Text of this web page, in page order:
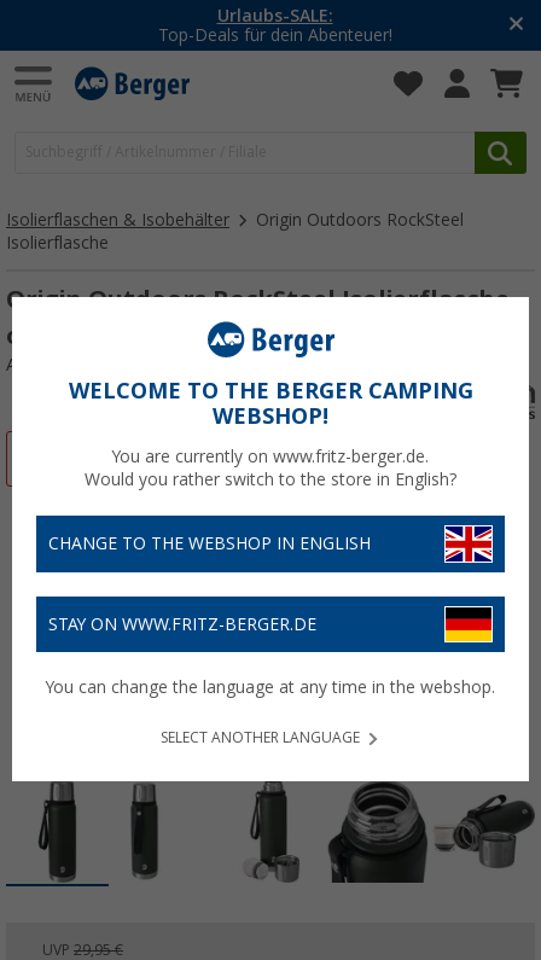
-20% auf Kleidung und Schuhe
Mit dem Aktionscode
Isolierflaschen & Isobehälter
Origin Outdoors RockSteel
Isolierflasche
Origin Outdoors RockSteel Isolierflasche
oliv
Art.-Nr.: 700718
UVP 29,95 €
WELCOME TO THE BERGER CAMPING
WEBSHOP!
You are currently on www.fritz-berger.de.
Would you rather switch to the store in English?
CHANGE TO THE WEBSHOP IN ENGLISH
STAY ON WWW.FRITZ-BERGER.DE
You can change the language at any time in the webshop.
SELECT ANOTHER LANGUAGE